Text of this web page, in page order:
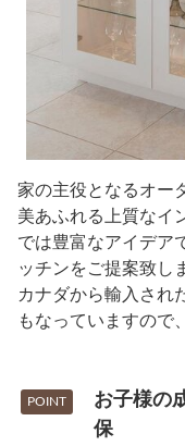
家の主役となるオー
美あふれる上質なイ
では豊富なアイデア
ッチンをご提案致し
カナダから輸入され
もなっていますので
POINT
お子様の
保